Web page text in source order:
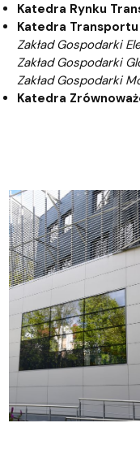
Katedra Rynku
Katedra
Zakład Gospodarki
Zakład Gospodarki
Zakład Gospodarki
Katedra